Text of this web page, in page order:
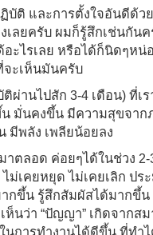
บัติ และการตั้งใจอันดีด้ว
งเลยครับ ผมก็รู้สึกเช่นกัน
ะไรเลย หรือได้ก็นิดๆหน่
จะเห็นมันครับ
ผ่านไปสัก 3-4 เดือน) ที่เ
มั่นคงขึ้น มีความสุขจาก
มีพลัง เพลียน้อยลง
ตลอด ค่อยๆได้ในช่วง
ม่เคยหยุด ไม่เคยเลิก ป
กขึ้น รู้สึกสัมผัสได้มากขึ้น
ห็นว่า “ปัญญา” เกิดจากส
ในการทำงานได้ดีขึ้น ที่ท